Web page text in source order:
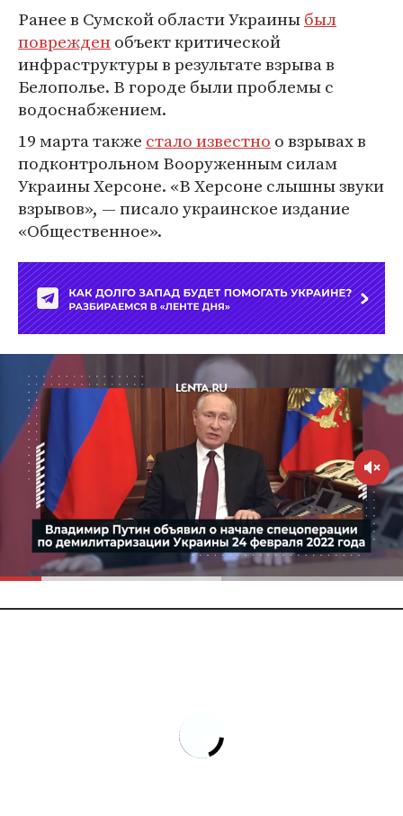
Ранее в Сумской области Украиныбыл
поврежденобъект критической
инфраструктуры в результате взрыва в
Белополье. В городе были проблемы с
водоснабжением.
19 марта также стало известно о взрывах в
подконтрольном Вооруженным силам
Украины Херсоне. «В Херсоне слышны звуки
взрывов», — писало украинское издание
«Общественное».